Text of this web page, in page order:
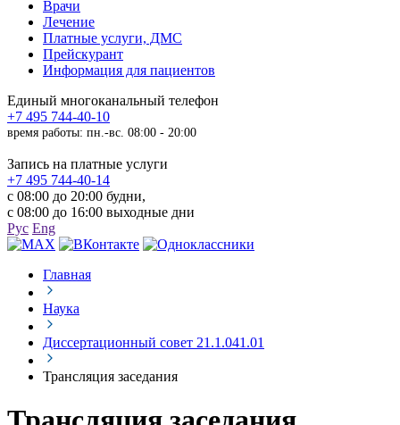
Врачи
Лечение
Платные услуги, ДМС
Прейскурант
Информация для пациентов
Единый многоканальный телефон
+7 495 744-40-10
время работы: пн.-вс. 08:00 - 20:00
Запись на платные услуги
+7 495 744-40-14
с 08:00 до 20:00 будни,
с 08:00 до 16:00 выходные дни
Рус Eng
Главная
Наука
Диссертационный совет 21.1.041.01
Трансляция заседания